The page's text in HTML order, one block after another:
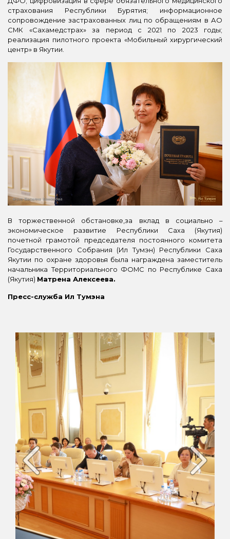
страхования Республики Бурятия; информационное
сопровождение застрахованных лиц по обращениям в АО
СМК «Сахамедстрах» за период с 2021 по 2023 годы;
реализация пилотного проекта «Мобильный хирургический
центр» в Якутии.
В торжественной обстановке,за вклад в социально –
экономическое развитие Республики Саха (Якутия)
почетной грамотой председателя постоянного комитета
Государственного Собрания (Ил Тумэн) Республики Саха
Якутии по охране здоровья была награждена заместитель
начальника Территориального ФОМС по Республике Саха
(Якутия) Матрена Алексеева.
Пресс-служба Ил Тумэна